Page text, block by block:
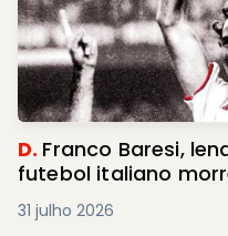
D. Franco Baresi,
futebol italiano
31 julho 2026